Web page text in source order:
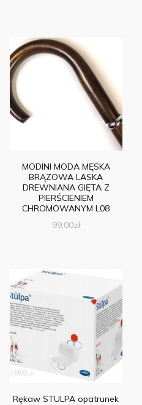
MODINI MODA MĘSKA
BRĄZOWA LASKA
DREWNIANA GIĘTA Z
PIERŚCIENIEM
CHROMOWANYM L08
99,00zł
Rękaw STULPA opatrunek